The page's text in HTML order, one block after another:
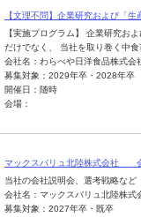
【文理不問】企業研究および「
【実施プログラム】 企業研究お
だけでなく、 当社を取り巻く中食
会社名：わらべや日洋食品株式会
募集対象：2029年卒・2028年卒
開催日：随時
会場：
マックスバリュ北陸株式会社
当社の会社説明会、選考戦略など
会社名：マックスバリュ北陸株式
募集対象：2027年卒・既卒